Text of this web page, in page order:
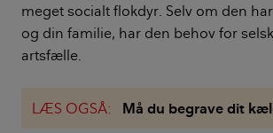
meget socialt flokdyr. Selv om den
og din familie, har den behov for
artsfælle.
LÆS OGSÅ: Må du begrave dit